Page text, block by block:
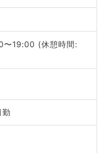
〜19:00 (休憩時間: